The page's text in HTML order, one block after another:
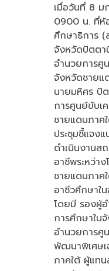
เมื่อวันที่ 8 ม
0900 น. ที่ห้
ศึกษาธิการ (
จังหวัดปัตตา
อำนวยการศู
จังหวัดชายแ
นายมหิศร ปั
การศูนย์ขับเ
ชายแดนภาค
ประชุมชี้แจง
ดำเนินงาน
อาชีพระหว่าง
ชายแดนภาค
อาชีวศึกษาใ
โดยมี รองผู้
การศึกษาใน
อำนวยการ
พัฒนาพิเศษเ
ภาคใต้ ผู้แท